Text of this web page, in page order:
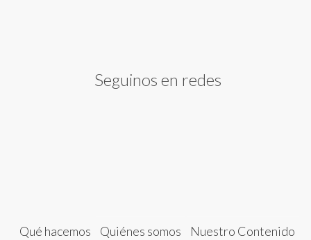
Seguinos en redes
Qué hacemos Quiénes somos
Nuestro Contenido